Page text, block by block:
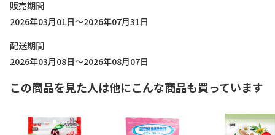
販売期間
2026年03月01日～2026年07月31日
配送期間
2026年03月08日～2026年08月07日
この商品を見た人は他にこんな商品も買っています